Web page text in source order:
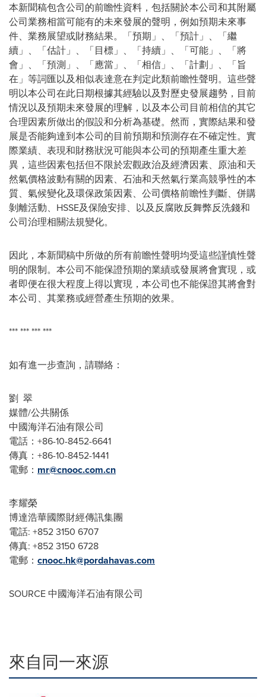
本新聞稿包含公司的前瞻性資料，包括關於本公司和其附屬
公司業務相當可能有的未來發展的聲明，例如預期未來事
件、業務展望或財務結果。「預期」、「預計」、「繼
續」、「估計」、「目標」、「持續」、「可能」、「將
會」、「預測」、「應當」、「相信」、「計劃」、「旨
在」等詞匯以及相似表達意在判定此類前瞻性聲明。這些聲
明以本公司在此日期根據其經驗以及對歷史發展趨勢，目前
情況以及預期未來發展的理解，以及本公司目前相信的其它
合理因素所做出的假設和分析為基礎。然而，實際結果和發
展是否能夠達到本公司的目前預期和預測存在不確定性。實
際業績、表現和財務狀況可能與本公司的預期產生重大差
異，這些因素包括但不限於宏觀政治及經濟因素、原油和天
然氣價格波動有關的因素、石油和天然氣行業高競爭性的本
質、氣候變化及環保政策因素、公司價格前瞻性判斷、併購
剝離活動、HSSE及保險安排、以及反腐敗反舞弊反洗錢和
公司治理相關法規變化。
因此，本新聞稿中所做的所有前瞻性聲明均受這些謹慎性聲
明的限制。本公司不能保證預期的業績或發展將會實現，或
者即便在很大程度上得以實現，本公司也不能保證其將會對
本公司、其業務或經營產生預期的效果。
*** *** *** ***
如有進一步查詢，請聯絡：
劉 翠
媒體/公共關係
中國海洋石油有限公司
電話：+86-10-8452-6641
傳真：+86-10-8452-1441
電郵： mr@cnooc.com.cn
李耀榮
博達浩華國際財經傳訊集團
電話: +852 3150 6707
傳真: +852 3150 6728
電郵： cnooc.hk@pordahavas.com
SOURCE 中國海洋石油有限公司
來自同一來源